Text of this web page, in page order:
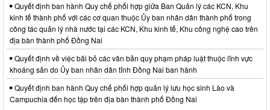
Quyết định ban hành Quy chế phối hợp giữa Ban Quản lý các KCN, Khu
kinh tế thành phố với các cơ quan thuộc Ủy ban nhân dân thành phố trong
công tác quản lý nhà nước tại các KCN, Khu kinh tế, Khu công nghệ cao trên
địa bàn thành phố Đồng Nai
Quyết định về việc bãi bỏ các văn bản quy phạm pháp luật thuộc lĩnh vực
khoáng sản do Ủy ban nhân dân tỉnh Đồng Nai ban hành
Quyết định ban hành Quy chế phối hợp quản lý lưu học sinh Lào và
Campuchia đến học tập trên địa bàn thành phố Đồng Nai